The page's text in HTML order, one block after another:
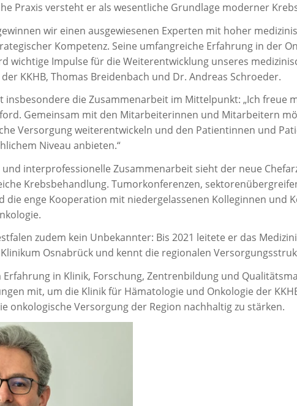
Praxis versteht er als wesentliche Grundlage moderner
wir einen ausgewiesenen Experten mit hoher
Kompetenz. Seine umfangreiche Erfahrung in der
wichtige Impulse für die Weiterentwicklung unseres
KKHB, Thomas Breidenbach und Dr. Andreas Schroeder.
insbesondere die Zusammenarbeit im Mittelpunkt: „Ich freue
Gemeinsam mit den Mitarbeiterinnen und Mitarbeitern
Versorgung weiterentwickeln und den Patientinnen und
Niveau anbieten.“
interprofessionelle Zusammenarbeit sieht der neue
Krebsbehandlung. Tumorkonferenzen,
die enge Kooperation mit niedergelassenen Kolleginnen und
zudem kein Unbekannter: Bis 2021 leitete er das
Osnabrück und kennt die regionalen
in Klinik, Forschung, Zentrenbildung und
mit, um die Klinik für Hämatologie und Onkologie der
onkologische Versorgung der Region nachhaltig zu stärken.